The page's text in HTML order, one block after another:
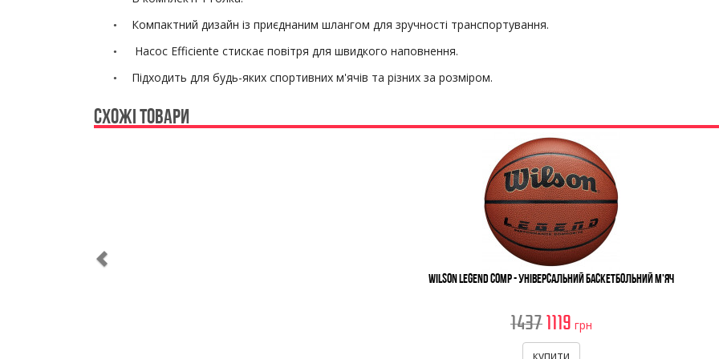
• Компактний дизайн із приєднаним шлангом для зручності транспортування.
• Насос Efficiente стискає повітря для швидкого наповнення.
• Підходить для будь-яких спортивних м'ячів та різних за розміром.
СХОЖІ ТОВАРИ
Wilson Legend Comp - Універсальний Баскетбольний М'яч
14371119 грн
купити